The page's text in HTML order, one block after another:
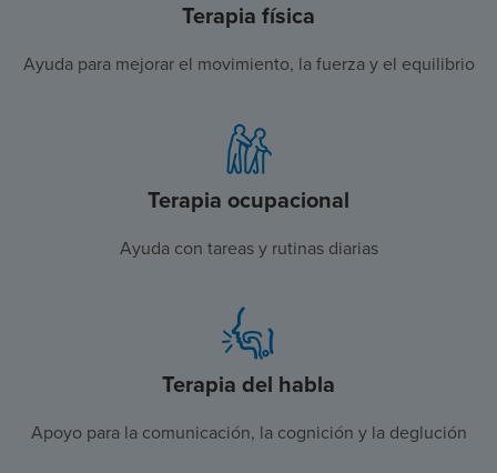
Terapia física
Ayuda para mejorar el movimiento, la fuerza y el equilibrio
Terapia ocupacional
Ayuda con tareas y rutinas diarias
Terapia del habla
Apoyo para la comunicación, la cognición y la deglución